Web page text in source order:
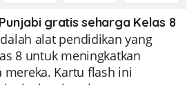
gratis seharga Kelas 8
alat pendidikan yang
8 untuk meningkatkan
Kartu flash ini